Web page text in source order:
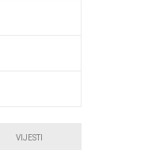
VIJESTI